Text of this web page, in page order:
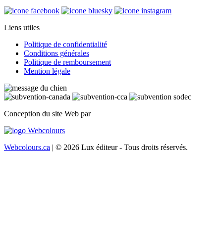
Liens utiles
Politique de confidentialité
Conditions générales
Politique de remboursement
Mention légale
Conception du site Web par
Webcolours.ca | © 2026 Lux éditeur - Tous droits réservés.